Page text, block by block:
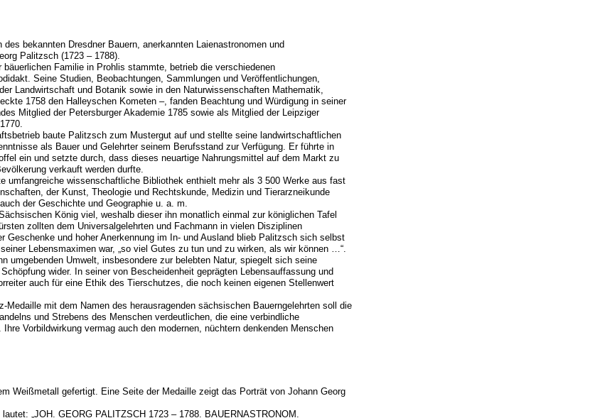
des bekannten Dresdner Bauern, anerkannten Laienastronomen und
Palitzsch (1723 – 1788).
Familie in Prohlis stammte, betrieb die verschiedenen
Seine Studien, Beobachtungen, Sammlungen und Veröffentlichungen,
Landwirtschaft und Botanik sowie in den Naturwissenschaften Mathematik,
1758 den Halleyschen Kometen –, fanden Beachtung und Würdigung in seiner
Mitglied der Petersburger Akademie 1785 sowie als Mitglied der Leipziger
baute Palitzsch zum Mustergut auf und stellte seine landwirtschaftlichen
als Bauer und Gelehrter seinem Berufsstand zur Verfügung. Er führte in
ein und setzte durch, dass dieses neuartige Nahrungsmittel auf dem Markt zu
verkauft werden durfte.
umfangreiche wissenschaftliche Bibliothek enthielt mehr als 3 500 Werke aus fast
der Kunst, Theologie und Rechtskunde, Medizin und Tierarzneikunde
der Geschichte und Geographie u. a. m.
König viel, weshalb dieser ihn monatlich einmal zur königlichen Tafel
zollten dem Universalgelehrten und Fachmann in vielen Disziplinen
Geschenke und hoher Anerkennung im In- und Ausland blieb Palitzsch sich selbst
Lebensmaximen war, „so viel Gutes zu tun und zu wirken, als wir können …“.
umgebenden Umwelt, insbesondere zur belebten Natur, spiegelt sich seine
wider. In seiner von Bescheidenheit geprägten Lebensauffassung und
auch für eine Ethik des Tierschutzes, die noch keinen eigenen Stellenwert
Medaille mit dem Namen des herausragenden sächsischen Bauerngelehrten soll die
und Strebens des Menschen verdeutlichen, die eine verbindliche
Vorbildwirkung vermag auch den modernen, nüchtern denkenden Menschen
Weißmetall gefertigt. Eine Seite der Medaille zeigt das Porträt von Johann Georg
„JOH. GEORG PALITZSCH 1723 – 1788. BAUERNASTRONOM.